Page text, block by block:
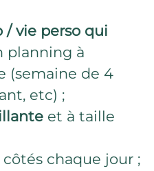
/ vie perso qui
planning à
(semaine de 4
etc) ;
et à taille
chaque jour ;